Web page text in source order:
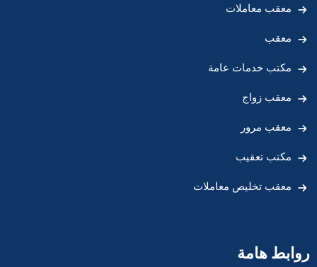
معقب معاملات
معقب
مكتب خدمات عامة
معقب زواج
معقب مرور
مكتب تعقيب
معقب تخليص معاملات
روابط هامة